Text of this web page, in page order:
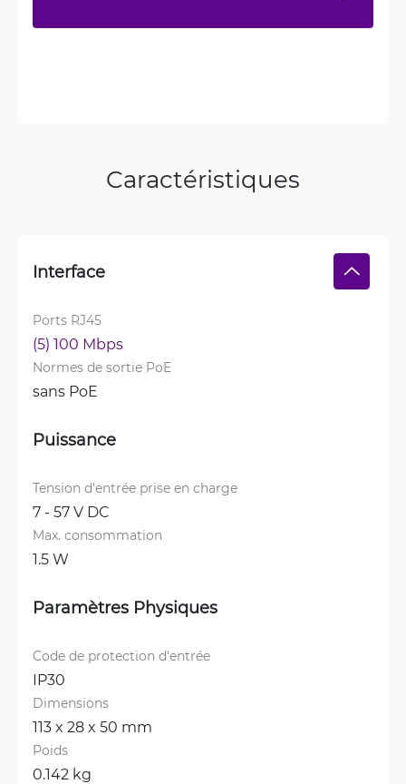
Caractéristiques
Interface
Ports RJ45
(5) 100 Mbps
Normes de sortie PoE
sans PoE
Puissance
Tension d'entrée prise en charge
7 - 57 V DC
Max. consommation
1.5 W
Paramètres Physiques
Code de protection d'entrée
IP30
Dimensions
113 x 28 x 50 mm
Poids
0.142 kg